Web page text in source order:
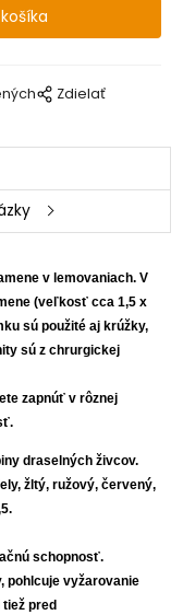
Zdielať
v lemovaniach. V
(veľkosť cca 1,5 x
sú použité aj krúžky,
sú z chrurgickej
zapnúť v rôznej
draselných živcov.
žltý, ružový, červený,
schopnosť.
pohlcuje vyžarovanie
pred